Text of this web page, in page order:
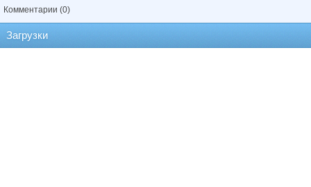
Комментарии (0)
Загрузки